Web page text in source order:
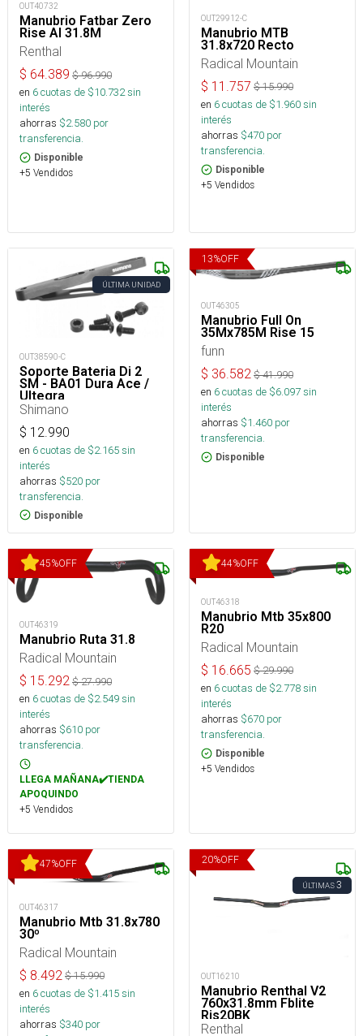
OUT40732
Manubrio Fatbar Zero
Rise Al 31.8M
Renthal
$ 64.389 $96.990
en 6cuotas de $10.732sin
interés
ahorras $2.580 por
transferencia.
Disponible
+5 Vendidos
OUT29912-C
Manubrio MTB
31.8x720 Recto
Radical Mountain
$ 11.757 $15.990
en 6cuotas de $1.960sin
interés
ahorras $470 por
transferencia.
Disponible
+5 Vendidos
ÚLTIMA UNIDAD
OUT38590-C
Soporte Bateria Di 2
SM - BA01 Dura Ace /
Ultegra
Shimano
$ 12.990
en 6cuotas de $2.165sin
interés
ahorras $520 por
transferencia.
Disponible
13%OFF
OUT46305
Manubrio Full On
35Mx785M Rise 15
funn
$ 36.582 $41.990
en 6cuotas de $6.097sin
interés
ahorras $1.460 por
transferencia.
Disponible
45%OFF
OUT46319
Manubrio Ruta 31.8
Radical Mountain
$ 15.292 $27.990
en 6cuotas de $2.549sin
interés
ahorras $610 por
transferencia.
LLEGA MAÑANA✔️TIENDA
APOQUINDO
+5 Vendidos
44%OFF
OUT46318
Manubrio Mtb 35x800
R20
Radical Mountain
$ 16.665 $29.990
en 6cuotas de $2.778sin
interés
ahorras $670 por
transferencia.
Disponible
+5 Vendidos
47%OFF
OUT46317
Manubrio Mtb 31.8x780
30º
Radical Mountain
$ 8.492 $15.990
en 6cuotas de $1.415sin
interés
ahorras $340 por
20%OFF
ÚLTIMAS3
OUT16210
Manubrio Renthal V2
760x31.8mm Fblite
Ris20BK
Renthal